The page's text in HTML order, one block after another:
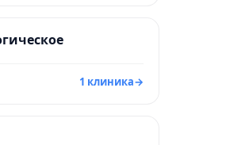
1 клиника→